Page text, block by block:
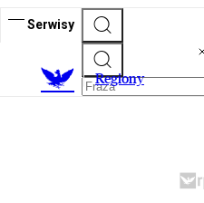
Serwisy
Regiony